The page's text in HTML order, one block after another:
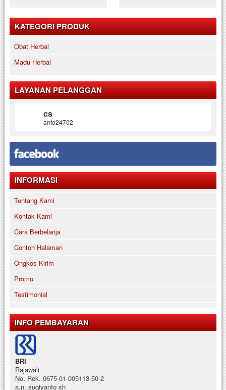
KATEGORI PRODUK
Obat Herbal
Madu Herbal
LAYANAN PELANGGAN
cs
anto24702
INFORMASI
Tentang Kami
Kontak Kami
Cara Berbelanja
Contoh Halaman
Ongkos Kirim
Promo
Testimonial
INFO PEMBAYARAN
BRI
Rajawali
No. Rek. 0675-01-005113-50-2
a.n. sugiyanto sh